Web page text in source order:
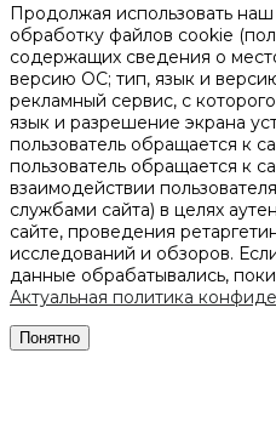
Продолжая использовать наш
обработку файлов cookie
содержащих сведения о
версию ОС; тип, язык и
рекламный сервис, с
язык и разрешение экрана
пользователь обращается к
пользователь обращается к
взаимодействии
службами сайта) в целях
сайте, проведения
исследований и обзоров.
данные обрабатывались,
Актуальная политика
Понятно